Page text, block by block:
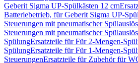
Geberit Sigma UP-Spülkästen 12 cm
Batteriebetrieb, für Geberit Sigma UP-
Steuerungen mit pneumatischer
Steuerungen mit pneumatischer
SpülungErsatzteile für Für 2-Mengen-
SpülungErsatzteile für Für 1-Mengen-
SteuerungenErsatzteile für Zubehör für